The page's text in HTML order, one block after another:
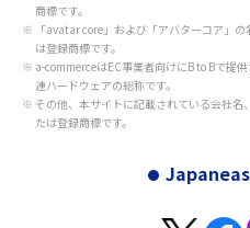
商標です。
「avatar core」および「アバターコア」
は登録商標です。
a-commerceはEC事業者向けにB to Bで提
連ハードウェアの総称です。
その他、本サイトに記載されている会社
たは登録商標です。